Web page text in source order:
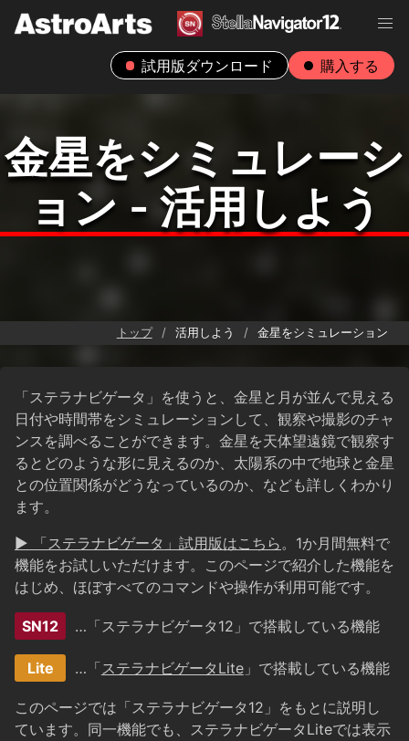
試用版ダウンロード 購入する
金星をシミュレーシ
ョン - 活用しよう
トップ 活用しよう 金星をシミュレーション
「ステラナビゲータ」を使うと、金星と月が並んで見える
日付や時間帯をシミュレーションして、観察や撮影のチャ
ンスを調べることができます。金星を天体望遠鏡で観察す
るとどのような形に見えるのか、太陽系の中で地球と金星
との位置関係がどうなっているのか、なども詳しくわかり
ます。
▶ 「ステラナビゲータ」試用版はこちら 。1か月間無料で
機能をお試しいただけます。このページで紹介した機能を
はじめ、ほぼすべてのコマンドや操作が利用可能です。
SN12 …「ステラナビゲータ12」で搭載している機能
Lite …「ステラナビゲータLite」で搭載している機能
このページでは「ステラナビゲータ12」をもとに説明し
ています。同一機能でも、ステラナビゲータLiteでは表示